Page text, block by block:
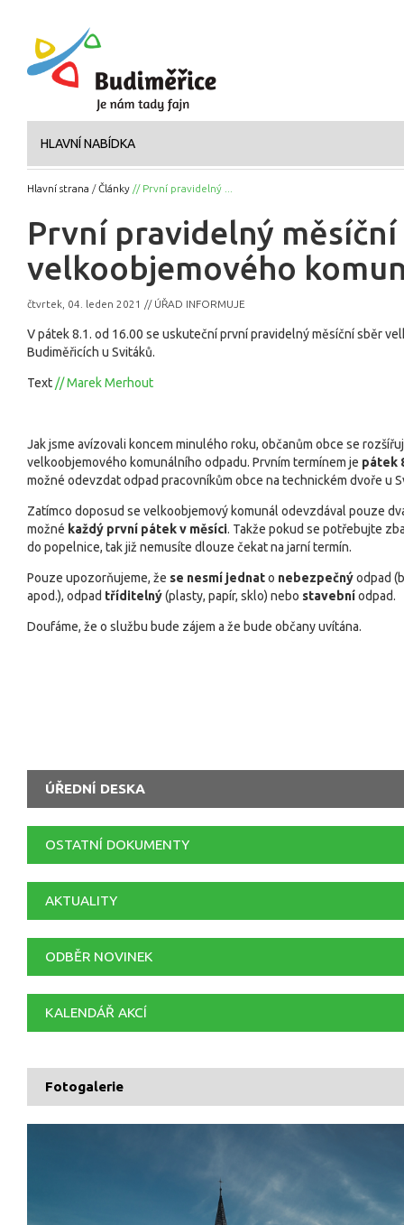
HLAVNÍ NABÍDKA
Hlavní strana /Články // První pravidelný ...
První pravidelný
velkoobjemového
čtvrtek, 04. leden 2021 // ÚŘAD INFORMUJE
V pátek 8.1. od 16.00 se uskuteční první pravidelný měsíční sběr
Budiměřicích u Svitáků.
Text// Marek Merhout
Jak jsme avízovali koncem minulého roku, občanům obce se
velkoobjemového komunálního odpadu. Prvním termínem je pátek
možné odevzdat odpad pracovníkům obce na technickém dvoře u
Zatímco doposud se velkoobjemový komunál odevzdával pouze
možné každý první pátek v měsíci. Takže pokud se potřebujte
do popelnice, tak již nemusíte dlouze čekat na jarní termín.
Pouze upozorňujeme, že se nesmí jednato nebezpečnýodpad
apod.), odpad tříditelný(plasty, papír, sklo) nebo stavebníodpad.
Doufáme, že o službu bude zájem a že bude občany uvítána.
ÚŘEDNÍ DESKA
OSTATNÍ DOKUMENTY
AKTUALITY
ODBĚR NOVINEK
KALENDÁŘ AKCÍ
Fotogalerie